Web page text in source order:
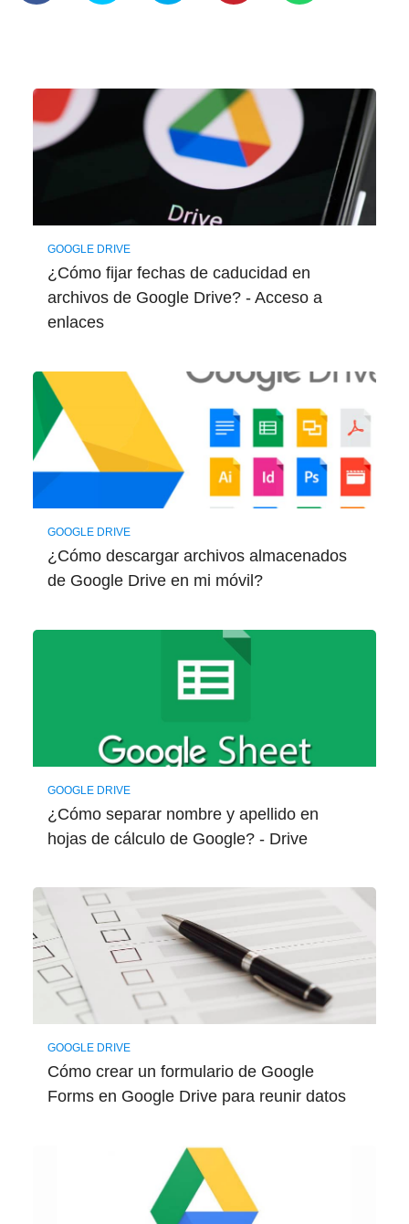
GOOGLE DRIVE
¿Cómo fijar fechas de caducidad en
archivos de Google Drive? - Acceso a
enlaces
GOOGLE DRIVE
¿Cómo descargar archivos almacenados
de Google Drive en mi móvil?
GOOGLE DRIVE
¿Cómo separar nombre y apellido en
hojas de cálculo de Google? - Drive
GOOGLE DRIVE
Cómo crear un formulario de Google
Forms en Google Drive para reunir datos